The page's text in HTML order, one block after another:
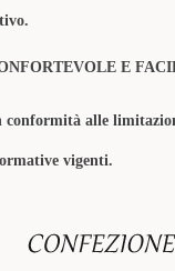
E
alle
vigenti.